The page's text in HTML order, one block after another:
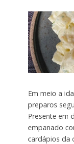
Em meio a
preparos
Presente em
empanado
cardápios da